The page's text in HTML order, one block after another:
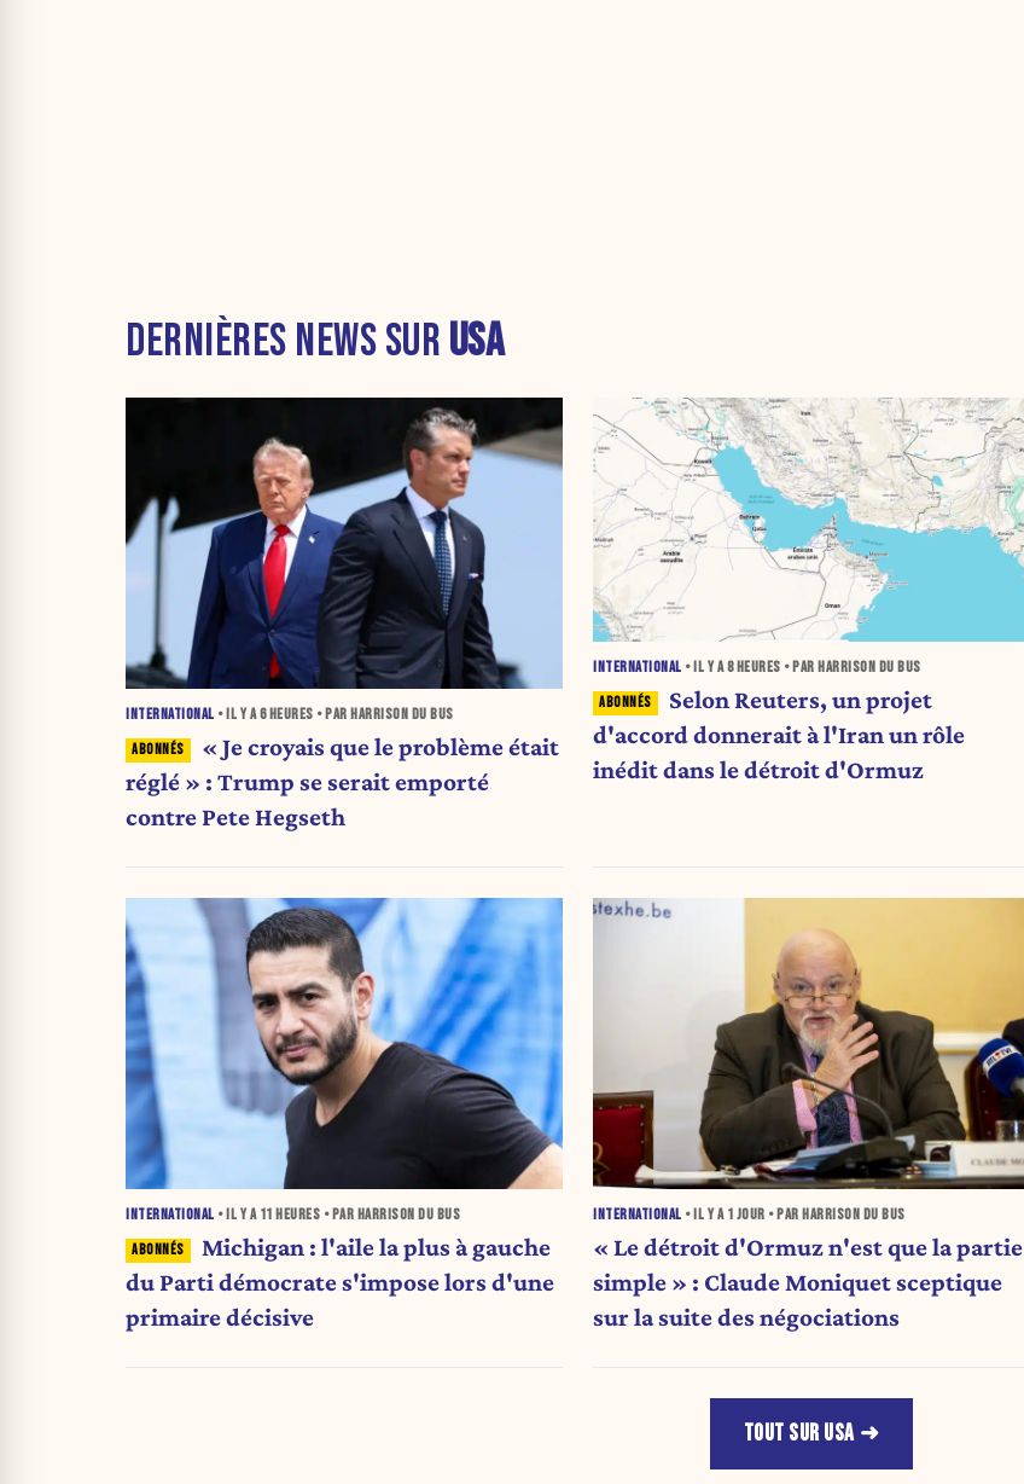
DERNIÈRES NEWS SUR USA
INTERNATIONAL • IL Y A6 HEURES • PAR HARRISON DU BUS
« Je croyais que le problème était
réglé » : Trump se serait emporté
contre Pete Hegseth
INTERNATIONAL • IL Y A8 HEURES • PAR HARRISON DU BUS
Selon Reuters, un projet
d'accord donnerait à l'Iran un rôle
inédit dans le détroit d'Ormuz
INTERNATIONAL • IL Y A 11 HEURES • PAR HARRISON DU BUS
Michigan : l'aile la plus à gauche
du Parti démocrate s'impose lors d'une
primaire décisive
INTERNATIONAL • IL Y A 1 JOUR • PAR HARRISON DU BUS
« Le détroit d'Ormuz n'est que la partie
simple » : Claude Moniquet sceptique
sur la suite des négociations
TOUT SUR USA